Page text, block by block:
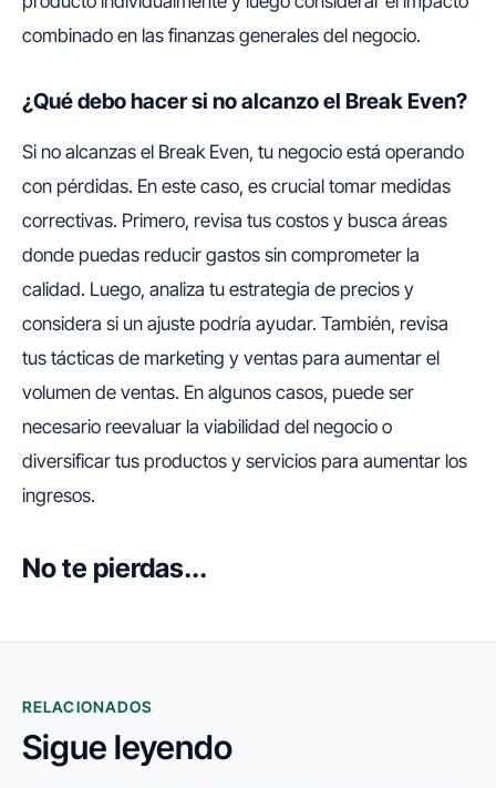
combinado en las finanzas generales del negocio.
¿Qué debo hacer si no alcanzo el Break Even?
Si no alcanzas el Break Even, tu negocio está operando
con pérdidas. En este caso, es crucial tomar medidas
correctivas. Primero, revisa tus costos y busca áreas
donde puedas reducir gastos sin comprometer la
calidad. Luego, analiza tu estrategia de precios y
considera si un ajuste podría ayudar. También, revisa
tus tácticas de marketing y ventas para aumentar el
volumen de ventas. En algunos casos, puede ser
necesario reevaluar la viabilidad del negocio o
diversificar tus productos y servicios para aumentar los
ingresos.
No te pierdas...
RELACIONADOS
Sigue leyendo